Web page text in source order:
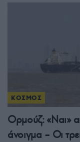
ΚΟΣΜΟΣ
Ορμούζ: «Ναι»
άνοιγμα – Οι